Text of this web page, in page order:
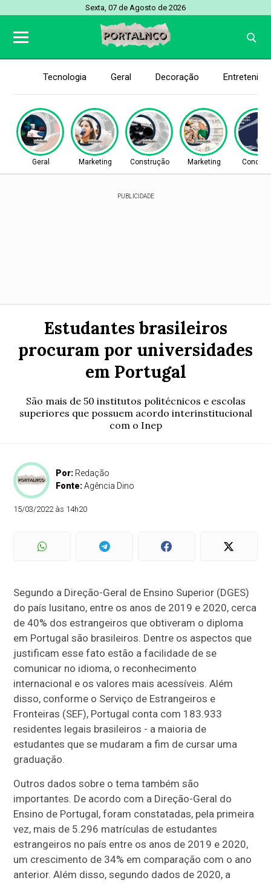
Sexta, 07 de Agosto de 2026
Tecnologia Geral Decoração
Geral Marketing Construção Marketing
PUBLICIDADE
Estudantes brasileiros
procuram por universidades
em Portugal
São mais de 50 institutos politécnicos e escolas
superiores que possuem acordo interinstitucional
com o Inep
Por: Redação
Fonte:Agência Dino
15/03/2022 às 14h20
Segundo a Direção-Geral de Ensino Superior (DGES)
do país lusitano, entre os anos de 2019 e 2020, cerca
de 40% dos estrangeiros que obtiveram o diploma
em Portugal são brasileiros. Dentre os aspectos que
justificam esse fato estão a facilidade de se
comunicar no idioma, o reconhecimento
internacional e os valores mais acessíveis. Além
disso, conforme o Serviço de Estrangeiros e
Fronteiras (SEF), Portugal conta com 183.933
residentes legais brasileiros - a maioria de
estudantes que se mudaram a fim de cursar uma
graduação.
Outros dados sobre o tema também são
importantes. De acordo com a Direção-Geral do
Ensino de Portugal, foram constatadas, pela primeira
vez, mais de 5.296 matrículas de estudantes
estrangeiros no país entre os anos de 2019 e 2020,
um crescimento de 34% em comparação com o ano
anterior. Além disso, segundo dados de 2020, a